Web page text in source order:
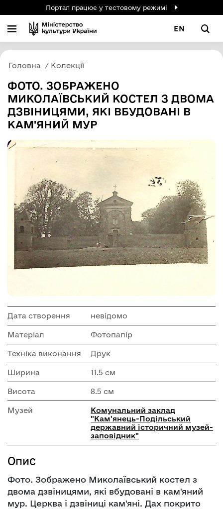
Портал працює у тестовому режимі
EN
Головна Колекції
ФОТО. ЗОБРАЖЕНО
МИКОЛАЇВСЬКИЙ КОСТЕЛ З ДВОМА
ДЗВІНИЦЯМИ, ЯКІ ВБУДОВАНІ В
КАМ'ЯНИЙ МУР
Дата створення невідомо
Матеріал Фотопапір
Техніка виконання Друк
Ширина 11.5 см
Висота 8.5 см
Музей
Комунальний заклад
"Кам'янець-Подільський
державний історичний музей-
заповідник"
Опис
Фото. Зображено Миколаївський костел з
двома дзвіницями, які вбудовані в кам'яний
мур. Церква і дзвіниці кам'яні. Дах покрито